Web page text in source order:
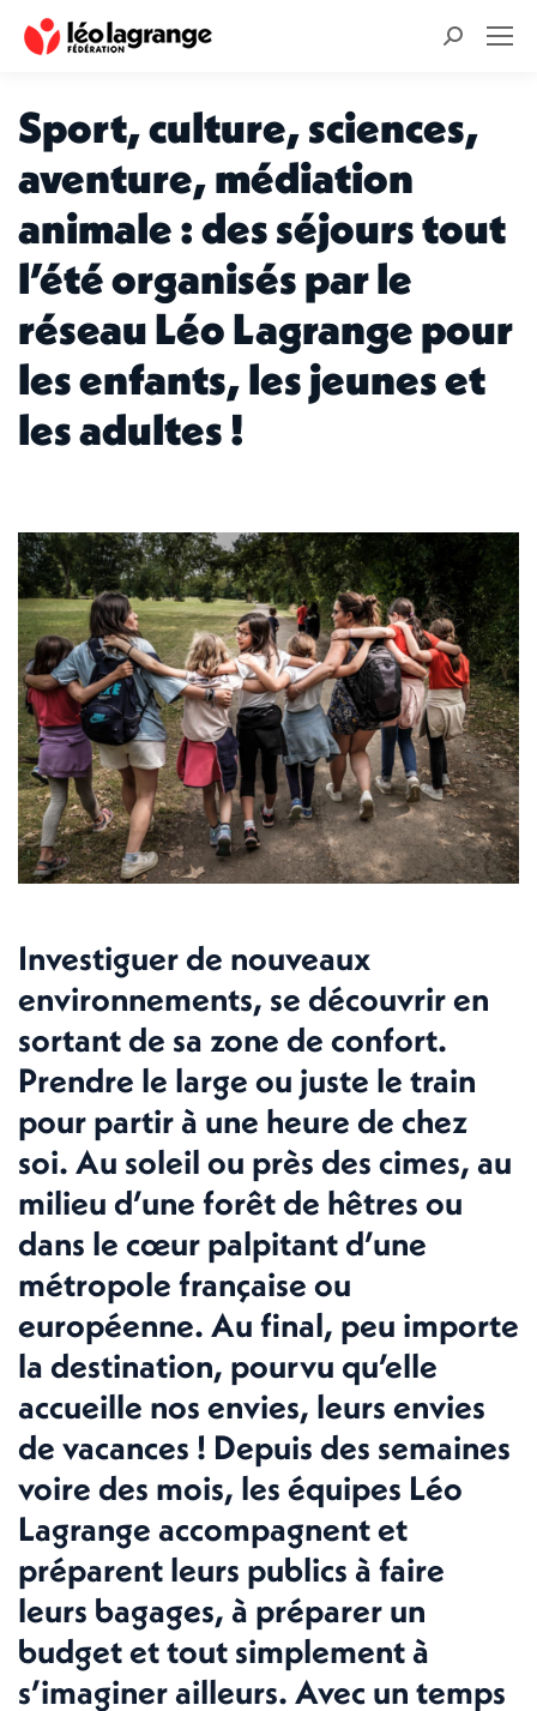
Recherche
Sport, culture, sciences,
aventure, médiation
animale : des séjours tout
l’été organisés par le
réseau Léo Lagrange pour
les enfants, les jeunes et
les adultes !
Investiguer de nouveaux
environnements, se découvrir en
sortant de sa zone de confort.
Prendre le large ou juste le train
pour partir à une heure de chez
soi. Au soleil ou près des cimes, au
milieu d’une forêt de hêtres ou
dans le cœur palpitant d’une
métropole française ou
européenne. Au final, peu importe
la destination, pourvu qu’elle
accueille nos envies, leurs envies
de vacances ! Depuis des semaines
voire des mois, les équipes Léo
Lagrange accompagnent et
préparent leurs publics à faire
leurs bagages, à préparer un
budget et tout simplement à
s’imaginer ailleurs. Avec un temps